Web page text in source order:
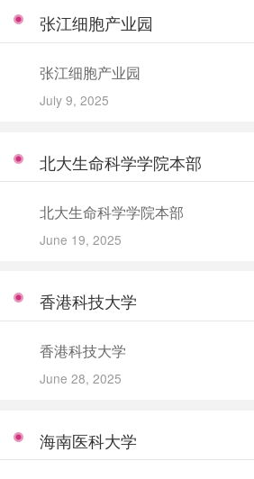
张江细胞产业园
张江细胞产业园
July 9, 2025
北大生命科学学院本部
北大生命科学学院本部
June 19, 2025
香港科技大学
香港科技大学
June 28, 2025
海南医科大学